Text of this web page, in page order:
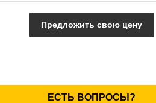
Предложить свою цену
ЕСТЬ ВОПРОСЫ?